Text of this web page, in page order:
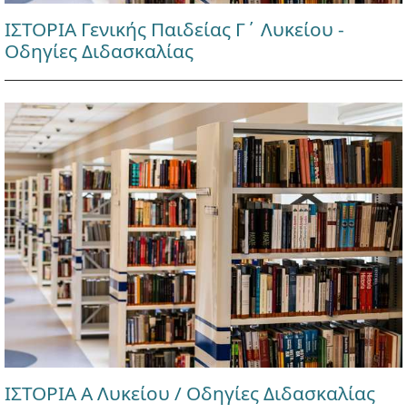
ΙΣΤΟΡΙΑ Γενικής Παιδείας Γ΄ Λυκείου -
Οδηγίες Διδασκαλίας
ΙΣΤΟΡΙΑ Α Λυκείου / Οδηγίες Διδασκαλίας